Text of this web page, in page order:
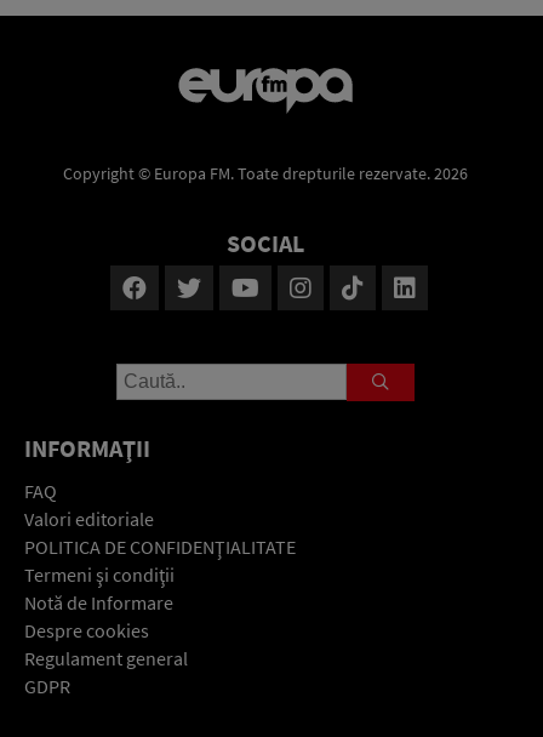
Copyright © Europa FM. Toate drepturile rezervate. 2026
SOCIAL
INFORMAŢII
FAQ
Valori editoriale
POLITICA DE CONFIDENŢIALITATE
Termeni şi condiţii
Notă de Informare
Despre cookies
Regulament general
GDPR